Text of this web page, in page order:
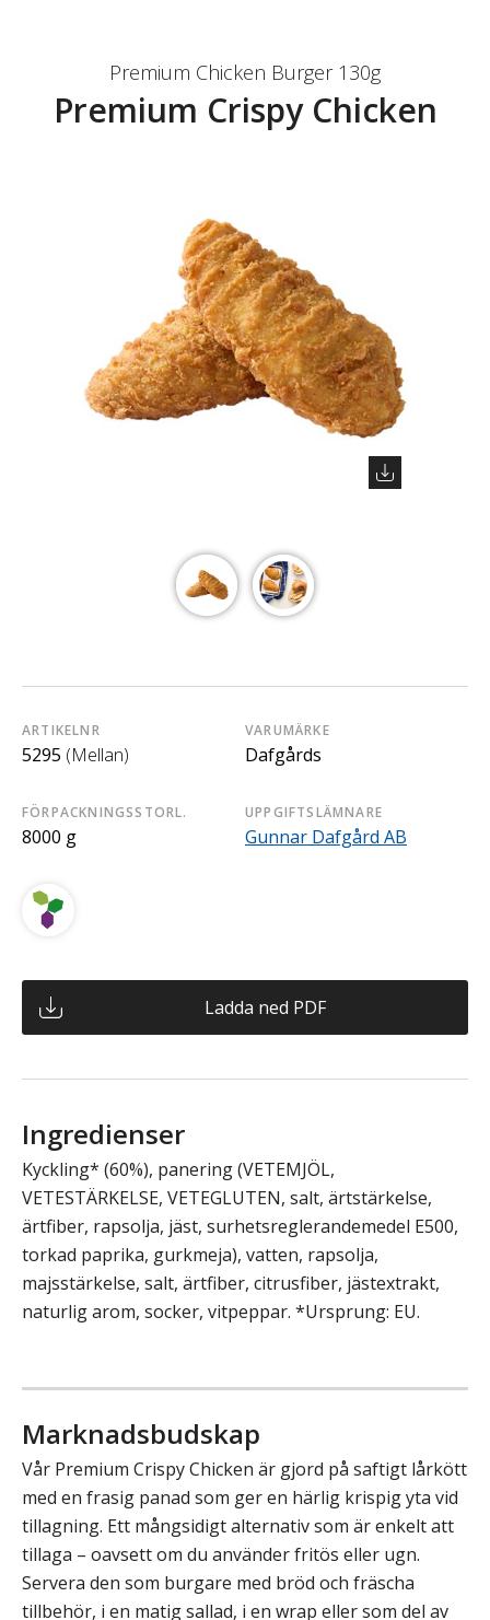
Premium Chicken Burger 130g
Premium Crispy Chicken
ARTIKELNR
5295 (Mellan)
VARUMÄRKE
Dafgårds
FÖRPACKNINGSSTORL.
8000 g
UPPGIFTSLÄMNARE
Gunnar Dafgård AB
Ladda ned PDF
Ingredienser
Kyckling* (60%), panering (VETEMJÖL,
VETESTÄRKELSE, VETEGLUTEN, salt, ärtstärkelse,
ärtfiber, rapsolja, jäst, surhetsreglerandemedel E500,
torkad paprika, gurkmeja), vatten, rapsolja,
majsstärkelse, salt, ärtfiber, citrusfiber, jästextrakt,
naturlig arom, socker, vitpeppar. *Ursprung: EU.
Marknadsbudskap
Vår Premium Crispy Chicken är gjord på saftigt lårkött
med en frasig panad som ger en härlig krispig yta vid
tillagning. Ett mångsidigt alternativ som är enkelt att
tillaga – oavsett om du använder fritös eller ugn.
Servera den som burgare med bröd och fräscha
tillbehör, i en matig sallad, i en wrap eller som del av